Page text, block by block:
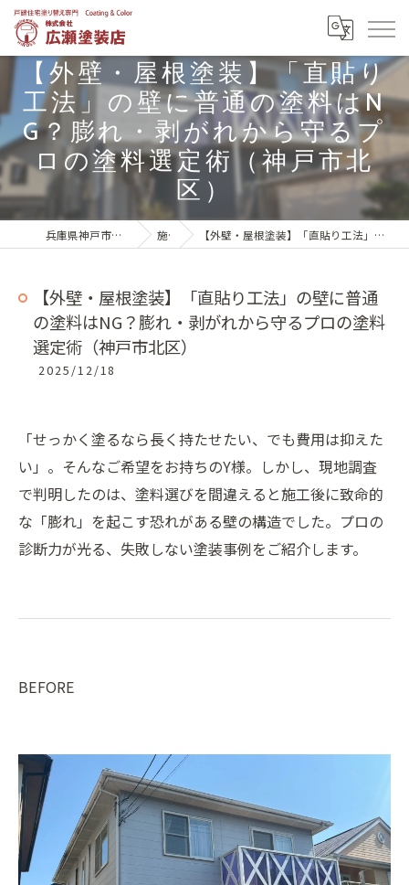
【外壁・屋根塗装】「直貼り
工法」の壁に普通の塗料はN
G？膨れ・剥がれから守るプ
ロの塗料選定術（神戸市北
区）
兵庫県神戸市北区の外壁塗装は株式会社広瀬塗装店 施工実績 【外壁・屋根塗装】「直貼り工法」の壁に普通の塗料はNG？膨れ・剥がれから守るプロの塗料選定術（神戸市北区）
【外壁・屋根塗装】「直貼り工法」の壁に普通
の塗料はNG？膨れ・剥がれから守るプロの塗料
選定術（神戸市北区）
2025/12/18
「せっかく塗るなら長く持たせたい、でも費用は抑えた
い」。そんなご希望をお持ちのY様。しかし、現地調査
で判明したのは、塗料選びを間違えると施工後に致命的
な「膨れ」を起こす恐れがある壁の構造でした。プロの
診断力が光る、失敗しない塗装事例をご紹介します。
BEFORE